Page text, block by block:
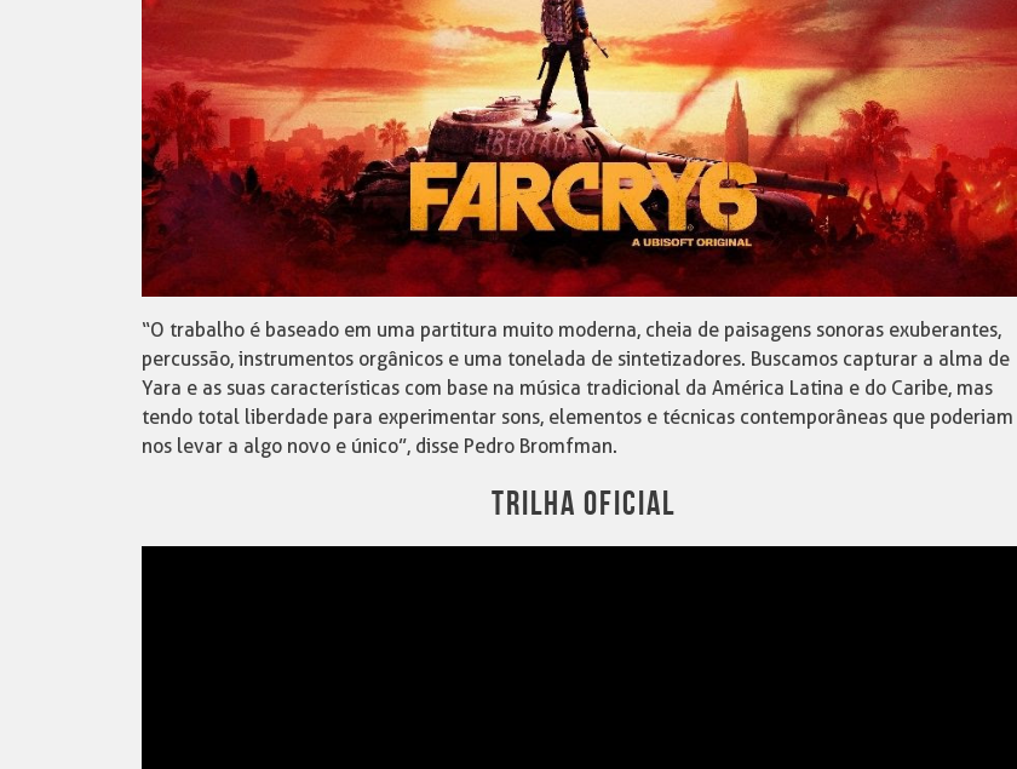
“O trabalho é baseado em uma partitura muito moderna, cheia de paisagens sonoras exuberantes,
percussão, instrumentos orgânicos e uma tonelada de sintetizadores. Buscamos capturar a alma de
Yara e as suas características com base na música tradicional da América Latina e do Caribe, mas
tendo total liberdade para experimentar sons, elementos e técnicas contemporâneas que poderiam
nos levar a algo novo e único”, disse Pedro Bromfman.
TRILHA OFICIAL